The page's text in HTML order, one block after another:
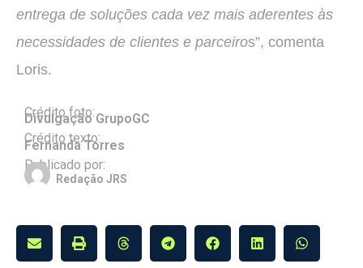
entrega de soluções cada vez mais aderentes às
necessidades de clientes e parceiros”, comenta
Loris.
Crédito foto:
Divulgação GrupoGC
Crédito texto:
Fernanda Torres
Publicado por:
Redação JRS